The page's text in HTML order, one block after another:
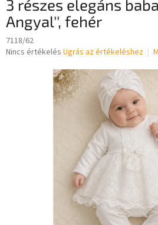
3 részes elegáns
Angyal'', fehér
7118/62
A
Nincs értékelés Ugrás az értékeléshez